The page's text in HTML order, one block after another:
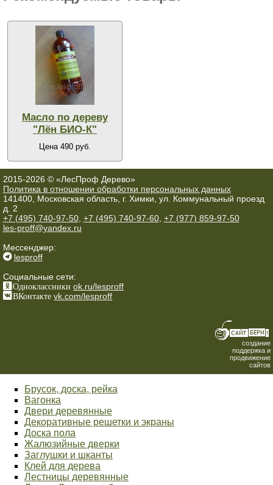
Масло по дереву
"Лён БИО-К"
Цена 490 руб.
2015-2026 © «ЛесПроф Дерево»
Политика в отношении обработки персональных данных
141400, Московская область, г. Химки, ул. Коммунальный проезд
д. 2
+7 (495) 740-97-50, +7 (495) 740-97-60, +7 (977) 859-97-50
les-proff@yandex.ru
Мессенджер:
lesproff
Социальные сети:
Одноклассники ok.ru/lesproff
ВКонтакте vk.com/lesproff
создание
поддержка и
продвижение
сайтов
Брусок, доска, рейка
Вагонка
Двери деревянные
Декоративные решетки и экраны
Доска пола
Жалюзийные дверки
Заглушки и шканты
Клей для дерева
Лестницы деревянные